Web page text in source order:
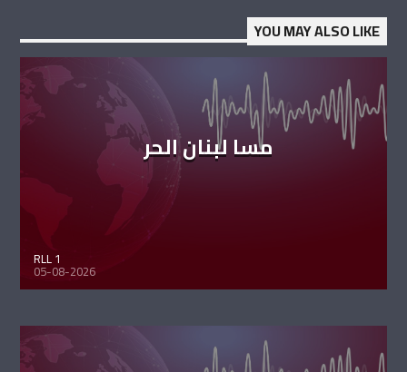
YOU MAY ALSO LIKE
مسا لبنان الحر
RLL 1
05-08-2026